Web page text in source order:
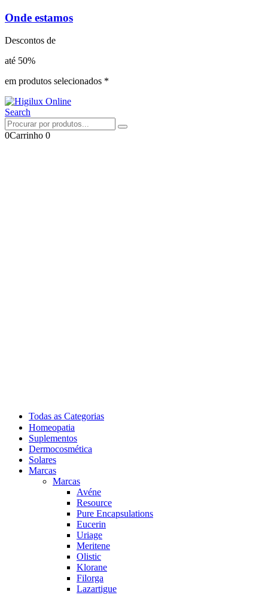
Onde estamos
Descontos de
até 50%
em produtos selecionados *
Search
0Carrinho 0
Todas as Categorias
Homeopatia
Suplementos
Dermocosmética
Solares
Marcas
Marcas
Avéne
Resource
Pure Encapsulations
Eucerin
Uriage
Meritene
Olistic
Klorane
Filorga
Lazartigue